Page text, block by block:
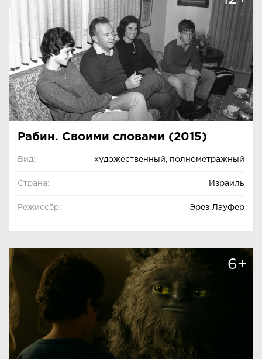
Рабин. Своими словами (2015)
Вид: художественный полнометражный
Страна: Израиль
Режиссёр: Эрез Лауфер
6+